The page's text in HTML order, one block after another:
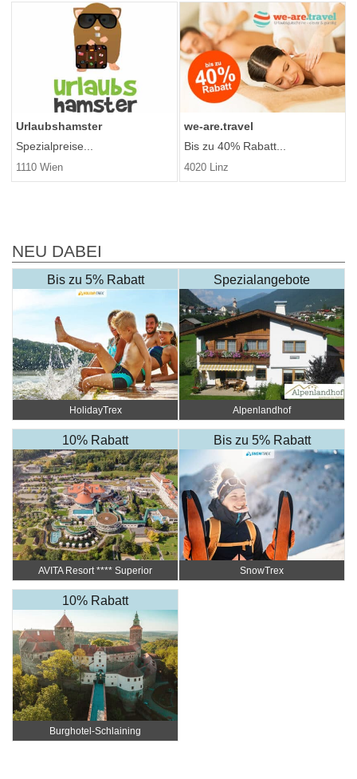
Urlaubshamster
Spezialpreise...
1110 Wien
we-are.travel
Bis zu 40% Rabatt...
4020 Linz
NEU DABEI
Bis zu 5% Rabatt
HolidayTrex
Spezialangebote
Alpenlandhof
10% Rabatt
AVITA Resort ​**** Superior
Bis zu 5% Rabatt
SnowTrex
10% Rabatt
Burghotel-Schlaining